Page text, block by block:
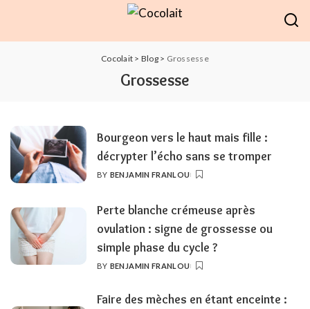
Cocolait > Blog> Grossesse
Grossesse
Bourgeon vers le haut mais fille :
décrypter l’écho sans se tromper
POSTED
BY BENJAMIN FRANLOU
Perte blanche crémeuse après
ovulation : signe de grossesse ou
simple phase du cycle ?
POSTED
BY BENJAMIN FRANLOU
Faire des mèches en étant enceinte :